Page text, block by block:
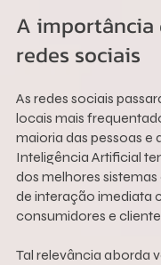
A importância
redes sociais
As redes sociais
locais mais
maioria das pessoas e
Inteligência Artificial
dos melhores
de interação imediata
consumidores e
Tal relevância aborda